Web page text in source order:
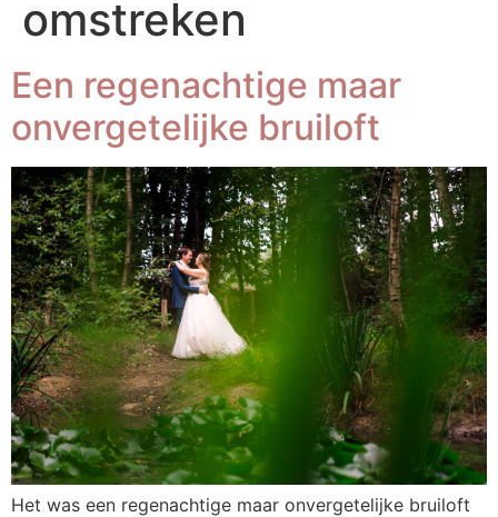
omstreken
Een regenachtige maar
onvergetelijke bruiloft
Het was een regenachtige maar onvergetelijke bruiloft